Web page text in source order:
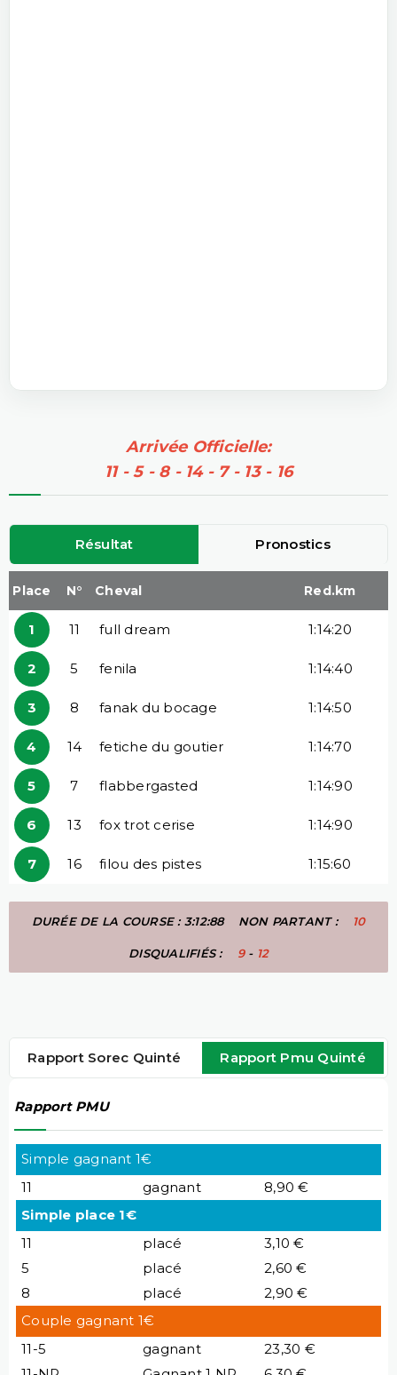
Arrivée Officielle:
11 - 5 - 8 - 14 - 7 - 13 - 16
Résultat Pronostics
Place N° Cheval Red.km
1 11 full dream 1:14:20
2 5 fenila 1:14:40
3 8 fanak du bocage 1:14:50
4 14 fetiche du goutier 1:14:70
5 7 flabbergasted 1:14:90
6 13 fox trot cerise 1:14:90
7 16 filou des pistes 1:15:60
DURÉE DE LA COURSE : 3:12:88 NON PARTANT : 10
DISQUALIFIÉS : 9- 12
Rapport Sorec Quinté Rapport Pmu Quinté
Rapport PMU
Simple gagnant 1€
11
gagnant
8,90 €
Simple place 1€
11
placé
3,10 €
5
placé
2,60 €
8
placé
2,90 €
Couple gagnant 1€
11-5
gagnant
23,30 €